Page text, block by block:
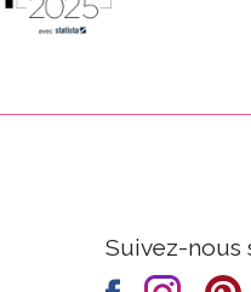
Suivez-nous